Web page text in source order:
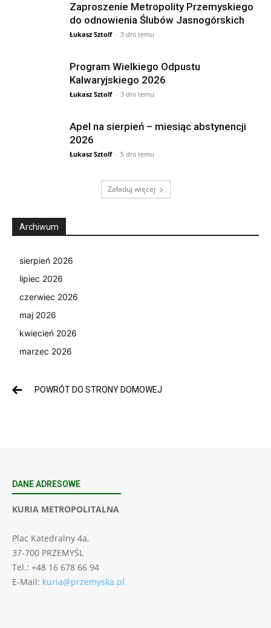
Zaproszenie Metropolity Przemyskiego
do odnowienia Ślubów Jasnogórskich
Łukasz Sztolf - 3 dni temu
Program Wielkiego Odpustu
Kalwaryjskiego 2026
Łukasz Sztolf - 3 dni temu
Apel na sierpień – miesiąc abstynencji
2026
Łukasz Sztolf - 5 dni temu
Załaduj więcej
Archiwum
sierpień 2026
lipiec 2026
czerwiec 2026
maj 2026
kwiecień 2026
marzec 2026
POWRÓT DO STRONY DOMOWEJ
DANE ADRESOWE
KURIA METROPOLITALNA
Plac Katedralny 4a,
37-700 PRZEMYŚL
Tel.: +48 16 678 66 94
E-Mail: kuria@przemyska.pl